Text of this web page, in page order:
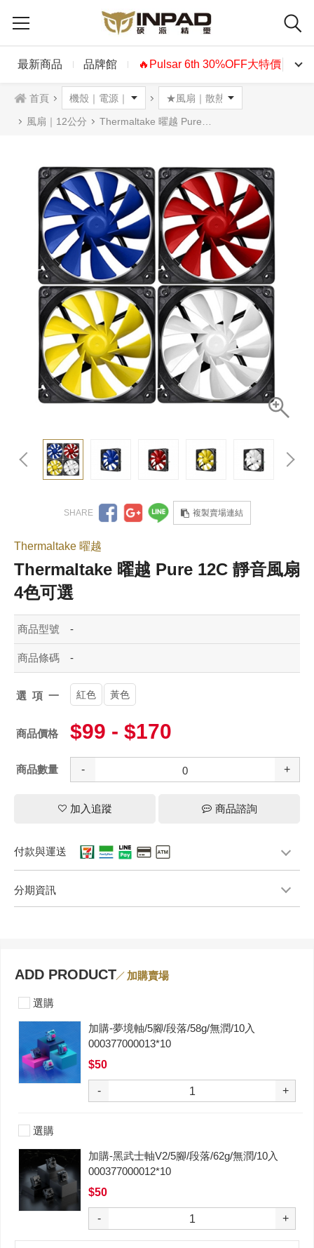
最新商品 品牌館 🔥Pulsar 6th 30%OFF大特價🔥
首頁
風扇｜12公分 Thermaltake 曜越 Pure 12C 靜音風扇 4色可選
複製賣場連結
Thermaltake 曜越
Thermaltake 曜越 Pure 12C 靜音風扇
4色可選
商品型號 -
商品條碼 -
選項一 紅色 黃色
商品價格 $99 - $170
商品數量 - +
加入追蹤 商品諮詢
付款與運送
分期資訊
ADD PRODUCT 加購賣場
選購
加購-夢境軸/5腳/段落/58g/無潤/10入
000377000013*10
$50
- +
選購
加購-黑武士軸V2/5腳/段落/62g/無潤/10入
000377000012*10
$50
- +